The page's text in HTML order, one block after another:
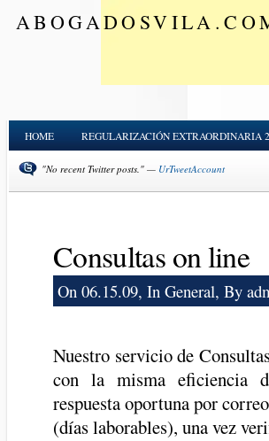
HOME REGULARIZACIÓN EXTRAORDINARIA
"No recent Twitter posts." — UrTweetAccount
Consultas on line
On 06.15.09, In General, By
Nuestro servicio de
con la misma eficiencia
respuesta oportuna por
(días laborables), una vez